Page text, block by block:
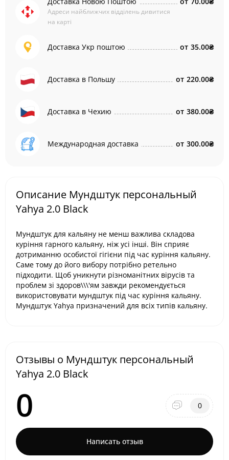
Адреси найближчих відділень дивитися
на карті
Доставка Укр поштою от 35.00₴
Доставка в Польшу от 220.00₴
Доставка в Чехию от 380.00₴
Международная доставка от 300.00₴
Описание Мундштук персональный
Yahya 2.0 Black
Мундштук для кальяну не менш важлива складова
куріння гарного кальяну, ніж усі інші. Він сприяє
дотриманню особистої гігієни під час куріння кальяну.
Саме тому до його вибору потрібно ретельно
підходити. Щоб уникнути різноманітних вірусів та
проблем зі здоров\\\'ям завжди рекомендується
використовувати мундштук під час куріння кальяну.
Мундштук Yahya призначений для всіх типів кальяну.
Отзывы о Мундштук персональный
Yahya 2.0 Black
0 0
Написать отзыв